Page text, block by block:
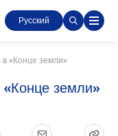
Русский
в «Конце земли»
«Конце земли»